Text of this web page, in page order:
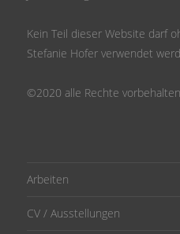
Kein Teil dieser Website darf
Stefanie Hofer verwendet
©2020 alle Rechte vorbehalten
Arbeiten
CV / Ausstellungen